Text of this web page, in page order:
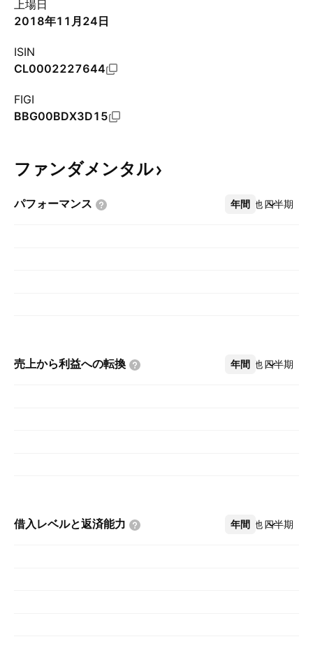
上場日
2018年11月24日
ISIN
CL0002227644
FIGI
BBG00BDX3D15
ファンダメンタル
パフォーマンス 年間 四半期
その他
売上から利益への転換 年間 四半期
その他
借入レベルと返済能力 年間 四半期
その他